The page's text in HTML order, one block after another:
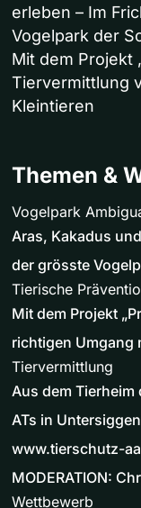
erleben – Im
Vogelpark der
Mit dem Projekt
Tiervermittlung
Kleintieren
Themen &
Vogelpark
Aras, Kakadus
der grösste
Tierische
Mit dem Projekt
richtigen Umgang
Tiervermittlung
Aus dem
ATs in
www.tierschutz-
MODERATION:
Wettbewerb